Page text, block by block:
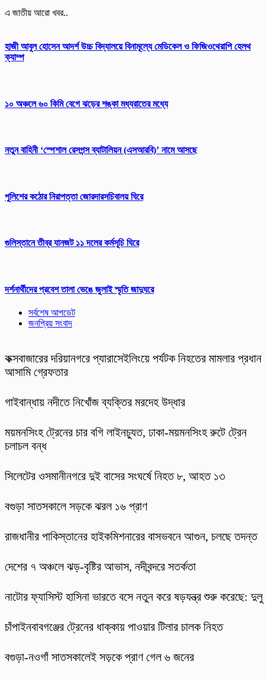
এ জাতীয় আরো খবর..
হাজী আবুল হোসেন আদর্শ উচ্চ বিদ্যালয়ে বিনামূল্যে মেডিকেল ও ফিজিওথেরাপি হেলথ
ক্যাম্প
১০ অঞ্চলে ৬০ কিমি বেগে ঝড়ের শঙ্কা মধ্যরাতের মধ্যে
নতুন বাহিনী ‘স্পেশাল রেসপন্স ব্যাটালিয়ন (এসআরবি)’ নামে আসছে
পুলিশের কঠোর নিরাপত্তা জোরদারসচিবালয় ঘিরে
গুলিস্তানে তীব্র যানজট ১১ দলের কর্মসূচি ঘিরে
দর্শনার্থীদের প্রবেশ তালা ভেঙে জুলাই স্মৃতি জাদুঘরে
সর্বশেষ আপডেট
জনপ্রিয় সংবাদ
কক্সবাজারের দরিয়ানগরে প্যারাসেইলিংয়ে পর্যটক নিহতের মামলার প্রধান
আসামি গ্রেফতার
গাইবান্ধায় নদীতে নিখোঁজ ব্যক্তির মরদেহ উদ্ধার
ময়মনসিংহ ট্রেনের চার বগি লাইনচ্যুত, ঢাকা-ময়মনসিংহ রুটে ট্রেন
চলাচল বন্ধ
সিলেটের ওসমানীনগরে দুই বাসের সংঘর্ষে নিহত ৮, আহত ১৩
বগুড়া সাতসকালে সড়কে ঝরল ১৬ প্রাণ
রাজধানীর পাকিস্তানের হাইকমিশনারের বাসভবনে আগুন, চলছে তদন্ত
দেশের ৭ অঞ্চলে ঝড়-বৃষ্টির আভাস, নদীবন্দরে সতর্কতা
নাটোর ফ্যাসিস্ট হাসিনা ভারতে বসে নতুন করে ষড়যন্ত্র শুরু করেছে: দুলু
চাঁপাইনবাবগঞ্জের ট্রেনের ধাক্কায় পাওয়ার টিলার চালক নিহত
বগুড়া-নওগাঁ সাতসকালেই সড়কে প্রাণ গেল ৬ জনের